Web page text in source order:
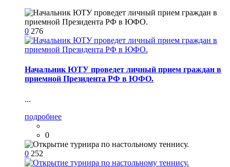
0 276
Начальник ЮТУ проведет личный прием граждан в
приемной Президента РФ в ЮФО.
...
подробнее
0
0 252